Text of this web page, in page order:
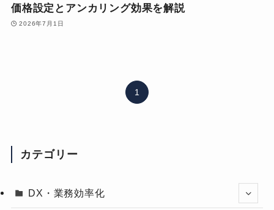
価格設定とアンカリング効果を解説
2026年7月1日
1
カテゴリー
DX・業務効率化